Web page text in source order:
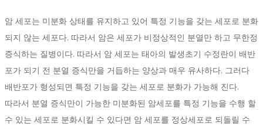
암 세포는 미분화 상태를 유지하고 있어 특정 기능을 갖는 세포로 분화
되지 않는 세포다. 따라서 암은 세포가 비정상적인 분열만 하고 무한정
증식하는 질병이다. 따라서 암 세포는 태아의 발생초기 수정란이 배반
포가 되기 전 분열 증식만을 거듭하는 양상과 매우 유사하다. 그러다
배반포가 형성되면 특정 기능을 갖는 세포로 분화가 가능해 진다.
따라서 분열 증식만이 가능한 미분화된 암세포를 특정 기능을 수행 할
수 있는 세포로 분화시킬 수 있다면 암 세포를 정상세포로 되돌릴 수